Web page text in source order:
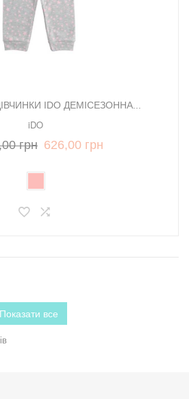
IDO ДЕМІСЕЗОННА...
iDO
грн 626,00 грн
Показати все